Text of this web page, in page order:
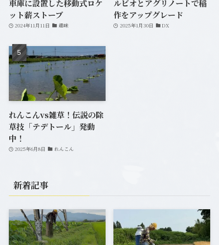
車庫に設置した移動式ロケ
ット薪ストーブ
2024年11月11日 趣味
ルビオとアグリノートで稲
作をアップグレード
2025年1月30日 DX
れんこんvs雑草！伝説の除
草技「テデトール」発動
中！
2025年6月8日 れんこん
新着記事